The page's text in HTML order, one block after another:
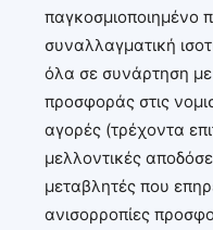
παγκοσμιοποιημένο
συναλλαγματική
όλα σε συνάρτηση με
προσφοράς στις
αγορές (τρέχοντα
μελλοντικές
μεταβλητές που
ανισορροπίες